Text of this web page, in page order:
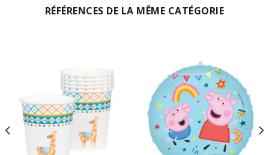
RÉFÉRENCES DE LA MÊME CATÉGORIE